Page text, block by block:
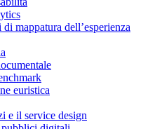
mappatura dell’esperienza
euristica
e il service design